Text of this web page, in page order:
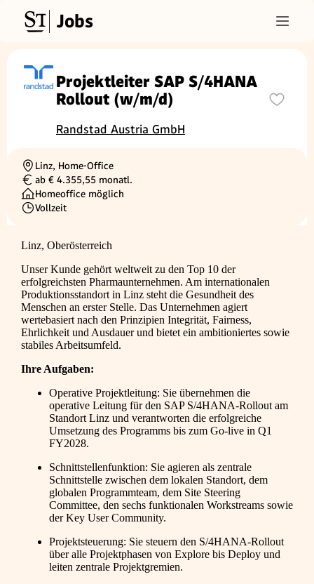
Jobs
Projektleiter SAP S/4HANA
Rollout (w/m/d)
Randstad Austria GmbH
Ortschaft
Linz, Home-Office
Gehalt
ab € 4.355,55 monatl.
Homeoffice möglich
Beschäftigungsart
Vollzeit
Linz, Oberösterreich
Unser Kunde gehört weltweit zu den Top 10 der
erfolgreichsten Pharmaunternehmen. Am internationalen
Produktionsstandort in Linz steht die Gesundheit des
Menschen an erster Stelle. Das Unternehmen agiert
wertebasiert nach den Prinzipien Integrität, Fairness,
Ehrlichkeit und Ausdauer und bietet ein ambitioniertes sowie
stabiles Arbeitsumfeld.
Ihre Aufgaben:
Operative Projektleitung: Sie übernehmen die
operative Leitung für den SAP S/4HANA-Rollout am
Standort Linz und verantworten die erfolgreiche
Umsetzung des Programms bis zum Go-live in Q1
FY2028.
Schnittstellenfunktion: Sie agieren als zentrale
Schnittstelle zwischen dem lokalen Standort, dem
globalen Programmteam, dem Site Steering
Committee, den sechs funktionalen Workstreams sowie
der Key User Community.
Projektsteuerung: Sie steuern den S/4HANA-Rollout
über alle Projektphasen von Explore bis Deploy und
leiten zentrale Projektgremien.